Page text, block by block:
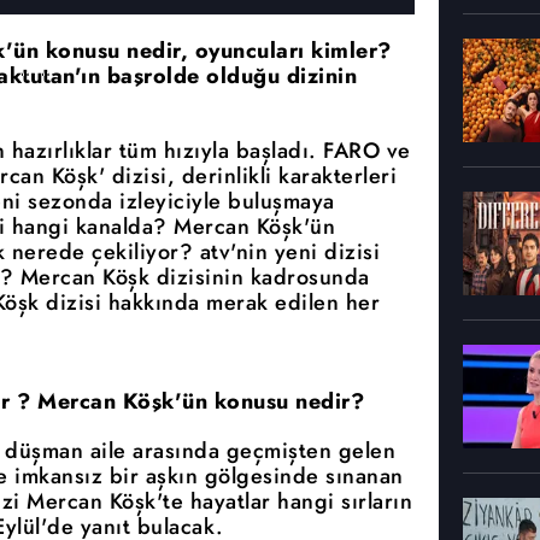
konusu nedir, oyuncuları kimler?
başrolde olduğu dizinin
tüm hızıyla başladı. FARO ve
Köşk' dizisi, derinlikli karakterleri
sezonda izleyiciyle buluşmaya
kanalda? Mercan Köşk'ün
nerede çekiliyor? atv'nin yeni dizisi
Mercan Köşk dizisinin kadrosunda
dizisi hakkında merak edilen her
? Mercan Köşk'ün konusu nedir?
aile arasında geçmişten gelen
imkansız bir aşkın gölgesinde sınanan
Mercan Köşk'te hayatlar hangi sırların
yanıt bulacak.